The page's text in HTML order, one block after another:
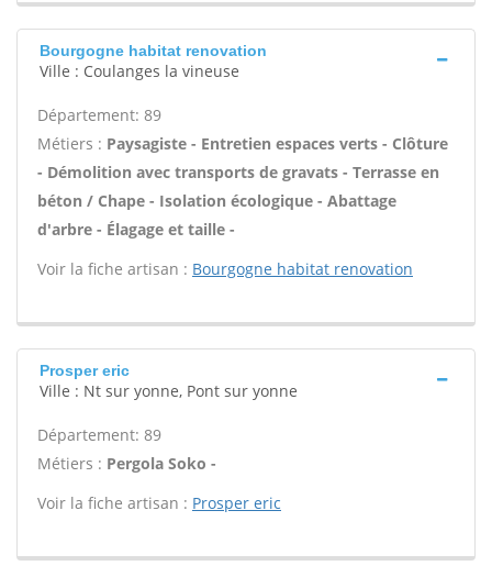
Bourgogne habitat renovation
Ville : Coulanges la vineuse
Département: 89
Métiers : Paysagiste - Entretien espaces verts - Clôture
- Démolition avec transports de gravats - Terrasse en
béton / Chape - Isolation écologique - Abattage
d'arbre - Élagage et taille -
Voir la fiche artisan : Bourgogne habitat renovation
Prosper eric
Ville : Nt sur yonne, Pont sur yonne
Département: 89
Métiers : Pergola Soko -
Voir la fiche artisan : Prosper eric